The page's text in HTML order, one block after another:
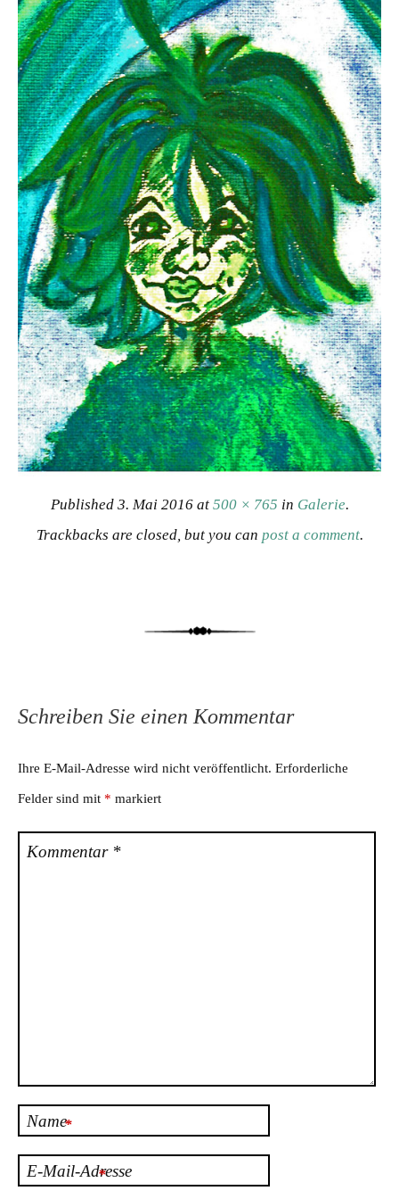
Published 3. Mai 2016at 500 × 765 in Galerie.
Trackbacks are closed, but you can post a comment.
Schreiben Sie einen Kommentar
Ihre E-Mail-Adresse wird nicht veröffentlicht. Erforderliche
Felder sind mit * markiert
Kommentar *
Name*
E-Mail-Adresse
*